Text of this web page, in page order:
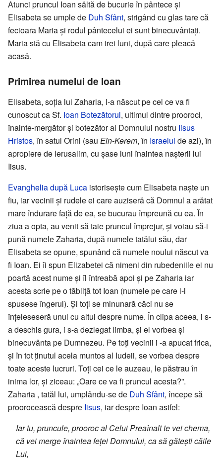
Atunci pruncul Ioan săltă de bucurie în pântece și
Elisabeta se umple de Duh Sfânt, strigând cu glas tare că
fecioara Maria și rodul pântecelui ei sunt binecuvântați.
Maria stă cu Elisabeta cam trei luni, după care pleacă
acasă.
Primirea numelui de Ioan
Elisabeta, soția lui Zaharia, l-a născut pe cel ce va fi
cunoscut ca Sf. Ioan Botezătorul, ultimul dintre prooroci,
înainte-mergător și botezător al Domnului nostru Iisus
Hristos, în satul Orini (sau Ein-Kerem, în Israelul de azi), în
apropiere de Ierusalim, cu șase luni înaintea nașterii lui
Iisus.
Evanghelia după Luca istorisește cum Elisabeta naște un
fiu, iar vecinii și rudele ei care auziseră că Domnul a arătat
mare îndurare față de ea, se bucurau împreună cu ea. În
ziua a opta, au venit să taie pruncul împrejur, și voiau să-i
pună numele Zaharia, după numele tatălui său, dar
Elisabeta se opune, spunând că numele noului născut va
fi Ioan. Ei îi spun Elizabetei că nimeni din rubedeniile ei nu
poartă acest nume și îl întreabă apoi și pe Zaharia iar
acesta scrie pe o tăbliță tot Ioan (numele pe care i-l
spusese îngerul). Și toți se minunară căci nu se
înțeleseseră unul cu altul despre nume. În clipa aceea, i s-
a deschis gura, i s-a dezlegat limba, și el vorbea și
binecuvânta pe Dumnezeu. Pe toți vecinii i -a apucat frica,
și în tot ținutul acela muntos al Iudeii, se vorbea despre
toate aceste lucruri. Toți cei ce le auzeau, le păstrau în
inima lor, și ziceau: „Oare ce va fi pruncul acesta?”.
Zaharia , tatăl lui, umplându-se de Duh Sfânt, începe să
proorocească despre Iisus, iar despre Ioan astfel:
Iar tu, pruncule, prooroc al Celui Preaînalt te vei chema,
că vei merge înaintea feței Domnului, ca să gătești căile
Lui,